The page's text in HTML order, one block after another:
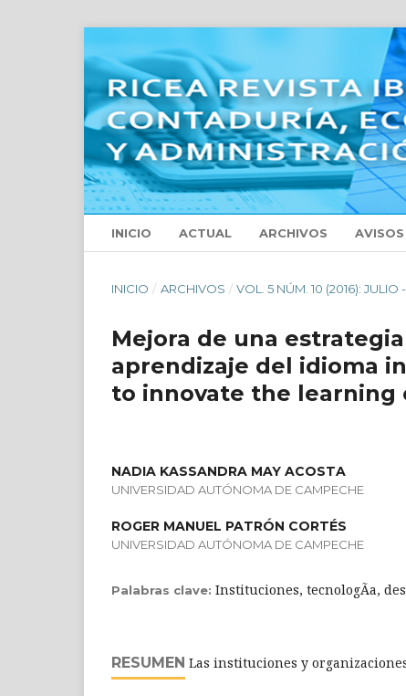
INICIO ACTUAL ARCHIVOS AVISOS
INICIO / ARCHIVOS / VOL. 5 NÚM. 10 (2016): JULIO
Mejora de una
aprendizaje del idioma
to innovate the
NADIA KASSANDRA MAY ACOSTA
UNIVERSIDAD AUTÓNOMA DE CAMPECHE
ROGER MANUEL PATRÓN CORTÉS
UNIVERSIDAD AUTÓNOMA DE CAMPECHE
Palabras clave: Instituciones, tecnologÃ­a,
RESUMEN Las instituciones y